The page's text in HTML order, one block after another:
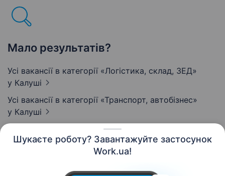
Шукаєте роботу? Завантажуйте застосунок
Work.ua!
Мало результатів?
Усі вакансії в категорії «Логістика, склад, ЗЕД»
у Калуші
Усі вакансії в категорії «Транспорт, автобізнес»
у Калуші